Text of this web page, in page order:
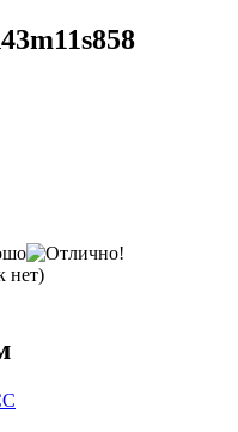
нет)